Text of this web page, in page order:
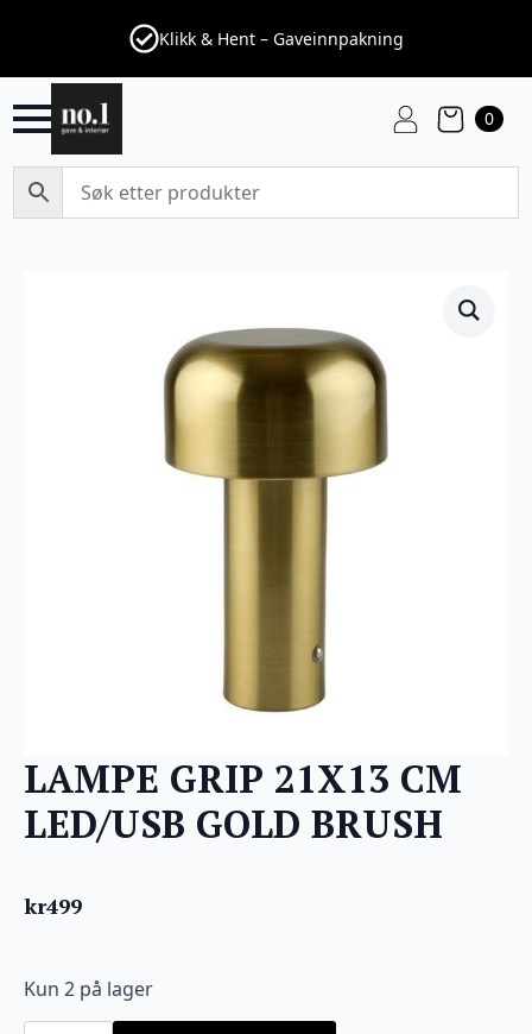
Klikk & Hent – Gaveinnpakning
0
LAMPE GRIP 21X13 CM
LED/USB GOLD BRUSH
kr499
Kun 2 på lager
LAMPE